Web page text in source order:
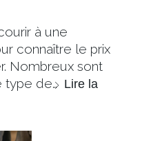
à une
connaître le prix
Nombreux sont
type de… Lire la